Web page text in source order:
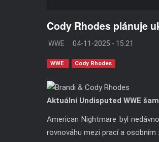
Cody Rhodes plánuje
WWE 04-11-2025 - 15:21
WWE Cody Rhodes
Aktuální Undisputed WWE
American Nightmare byl
rovnováhu mezi prací a